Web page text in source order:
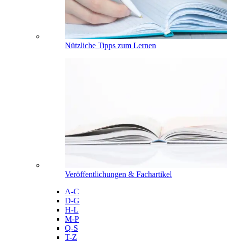
Nützliche Tipps zum Lernen
Veröffentlichungen & Fachartikel
A-C
D-G
H-L
M-P
Q-S
T-Z